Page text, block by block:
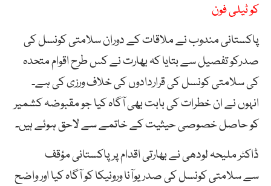
کو ٹیلی فون
پاکستانی مندوب نے ملاقات کے دوران سلامتی کونسل کی
صدرکو تفصیل سے بتایا کہ بھارت نے کس طرح اقوام متحدہ
کی سلامتی کونسل کی قراردادوں کی خلاف ورزی کی ہے۔
انہوں نے ان خطرات کی بابت بھی آگاہ کیا جو مقبوضہ کشمیر
کو حاصل خصوصی حیثیت کے خاتمے سے لاحق ہوئے ہیں۔
ڈاکٹر ملیحہ لودھی نے بھارتی اقدام پر پاکستانی مؤقف
سے سلامتی کونسل کی صدر یوآنا ورونیکا کو آگاہ کیا اور واضح